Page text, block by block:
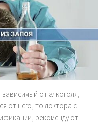
зависимый от алкоголя,
от него, то доктора с
рекомендуют